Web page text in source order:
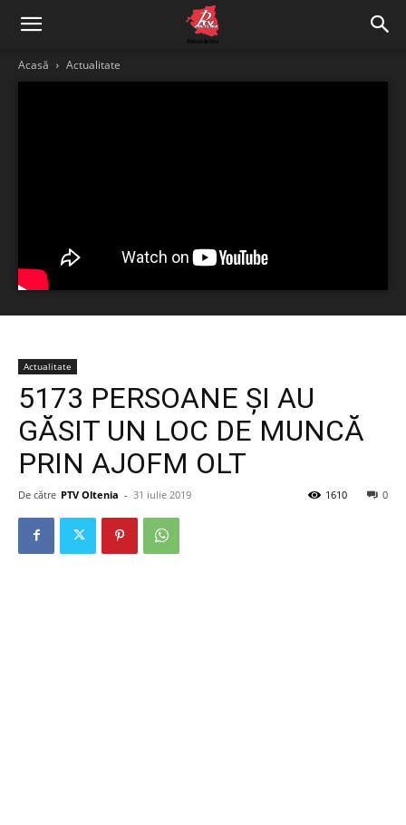
Acasă Actualitate
Actualitate
5173 PERSOANE ȘI AU
GĂSIT UN LOC DE MUNCĂ
PRIN AJOFM OLT
De către PTV Oltenia - 31 iulie 2019 0
1610